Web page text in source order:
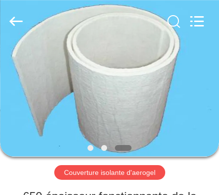
MAISON
PRODUITS
AU
SUJET
DE
NOUS
Reserved.
Couverture isolante d'aerogel